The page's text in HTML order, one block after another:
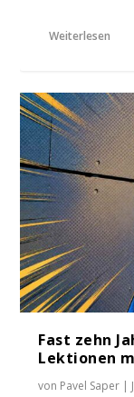
Weiterlesen
Fast zehn
Lektionen
von Pavel Saper |